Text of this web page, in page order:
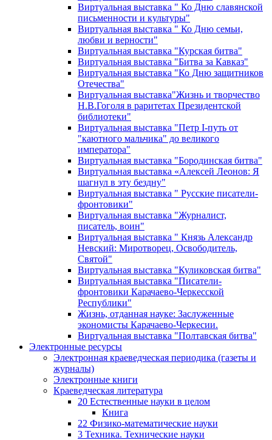
Виртуальная выставка " Ко Дню славянской
письменности и культуры"
Виртуальная выставка " Ко Дню семьи,
любви и верности"
Виртуальная выставка "Курская битва"
Виртуальная выставка "Битва за Кавказ"
Виртуальная выставка "Ко Дню защитников
Отечества"
Виртуальная выставка"Жизнь и творчество
Н.В.Гоголя в раритетах Президентской
библиотеки"
Виртуальная выставка "Петр I-путь от
"каютного мальчика" до великого
императора"
Виртуальная выставка "Бородинская битва"
Виртуальная выставка «Алексей Леонов: Я
шагнул в эту бездну"
Виртуальная выставка " Русские писатели-
фронтовики"
Виртуальная выставка "Журналист,
писатель, воин"
Виртуальная выставка " Князь Александр
Невский: Миротворец, Освободитель,
Святой"
Виртуальная выставка "Куликовская битва"
Виртуальная выставка "Писатели-
фронтовики Карачаево-Черкесской
Республики"
Жизнь, отданная науке: Заслуженные
экономисты Карачаево-Черкесии.
Виртуальная выставка "Полтавская битва"
Электронные ресурсы
Электронная краеведческая периодика (газеты и
журналы)
Электронные книги
Краеведческая литература
20 Естественные науки в целом
Книга
22 Физико-математические науки
3 Техника. Технические науки